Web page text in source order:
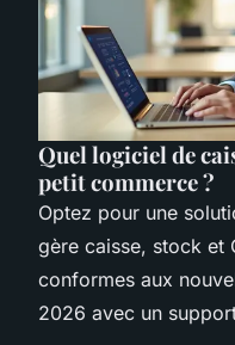
Quel logiciel de
petit commerce ?
Optez pour une
gère caisse, stock et
conformes aux
2026 avec un